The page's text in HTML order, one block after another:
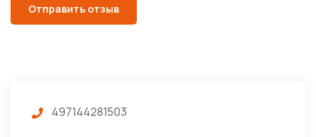
497144281503